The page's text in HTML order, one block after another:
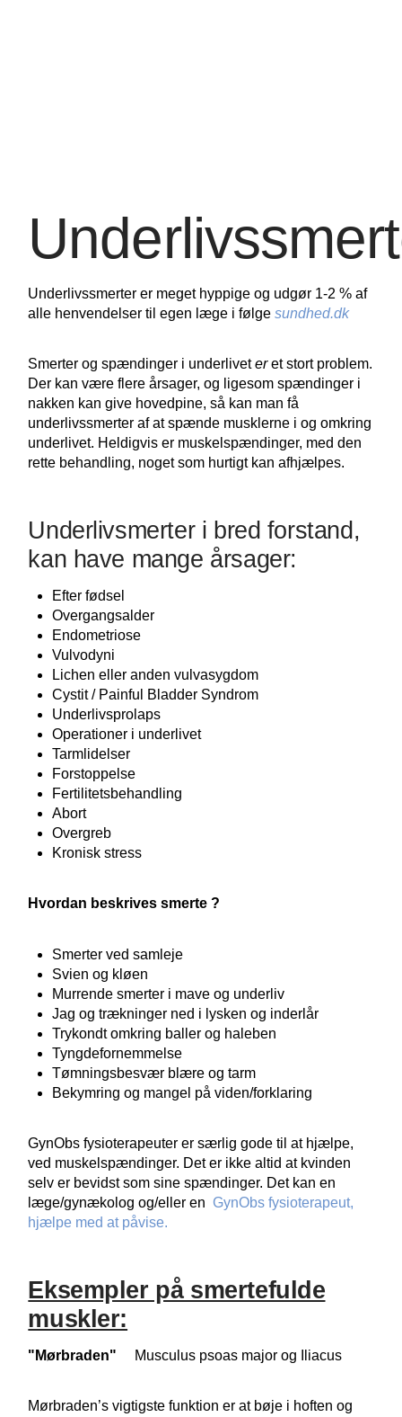
Underlivssmerter er meget hyppige og udgør 1-2 % af
alle henvendelser til egen læge i følge sundhed.dk
Smerter og spændinger i underliveteret stort problem.
Der kan være flere årsager, og ligesom spændinger i
nakken kan give hovedpine, så kan man få
underlivssmerter af at spænde musklerne i og omkring
underlivet. Heldigvis er muskelspændinger, med den
rette behandling, noget som hurtigt kan afhjælpes.
Underlivsmerter i bred forstand,
kan have mange årsager:
Efter fødsel
Overgangsalder
Endometriose
Vulvodyni
Lichen eller anden vulvasygdom
Cystit / Painful Bladder Syndrom
Underlivsprolaps
Operationer i underlivet
Tarmlidelser
Forstoppelse
Fertilitetsbehandling
Abort
Overgreb
Kronisk stress
Hvordan beskrives smerte ?
Smerter ved samleje
Svien og kløen
Murrende smerter i mave og underliv
Jag og trækninger ned i lysken og inderlår
Trykondt omkring baller og haleben
Tyngdefornemmelse
Tømningsbesvær blære og tarm
Bekymring og mangel på viden/forklaring
GynObs fysioterapeuter er særlig gode til at hjælpe,
ved muskelspændinger. Det er ikke altid at kvinden
selv er bevidst som sine spændinger. Det kan en
læge/gynækolog og/eller enGynObs fysioterapeut,
hjælpe med at påvise.
Eksempler på smertefulde
muskler:
"Mørbraden" Musculus psoas major og Iliacus
Mørbraden’s vigtigste funktion er at bøje i hoften og